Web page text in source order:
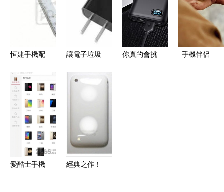
配件產品精
鞋配件的奇
遇之旅
鎖手機配件
新體驗
恒建手機配
與創新的手
機配件引領
者
讓電子垃圾
專業回收手
耳機線的意
義
你真的會挑
手機伴侶
愛酷士手機
經典之作！